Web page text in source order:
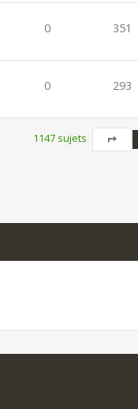
0 351
0 293
1147 sujets
Page